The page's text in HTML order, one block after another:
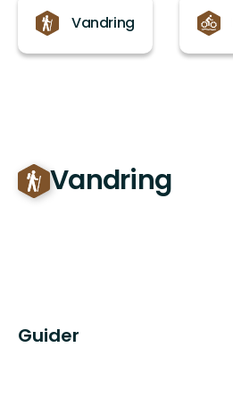
Vandring
Vandring
Guider